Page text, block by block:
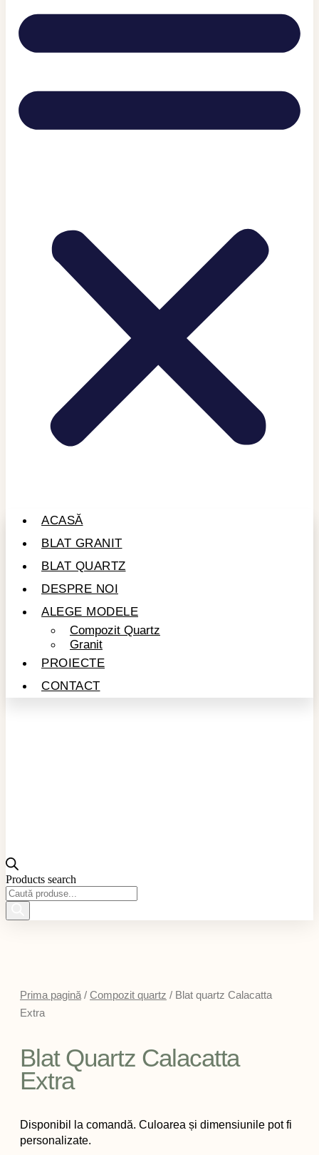
ACASĂ
BLAT GRANIT
BLAT QUARTZ
DESPRE NOI
ALEGE MODELE
Compozit Quartz
Granit
PROIECTE
CONTACT
Products search
Prima pagină / Compozit quartz / Blat quartz Calacatta
Extra
Blat Quartz Calacatta
Extra
Disponibil la comandă. Culoarea și dimensiunile pot fi
personalizate.